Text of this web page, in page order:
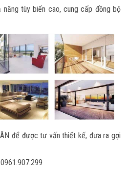
tùy biến cao, cung cấp đồng bộ
để được tư vấn thiết kế, đưa ra gợi